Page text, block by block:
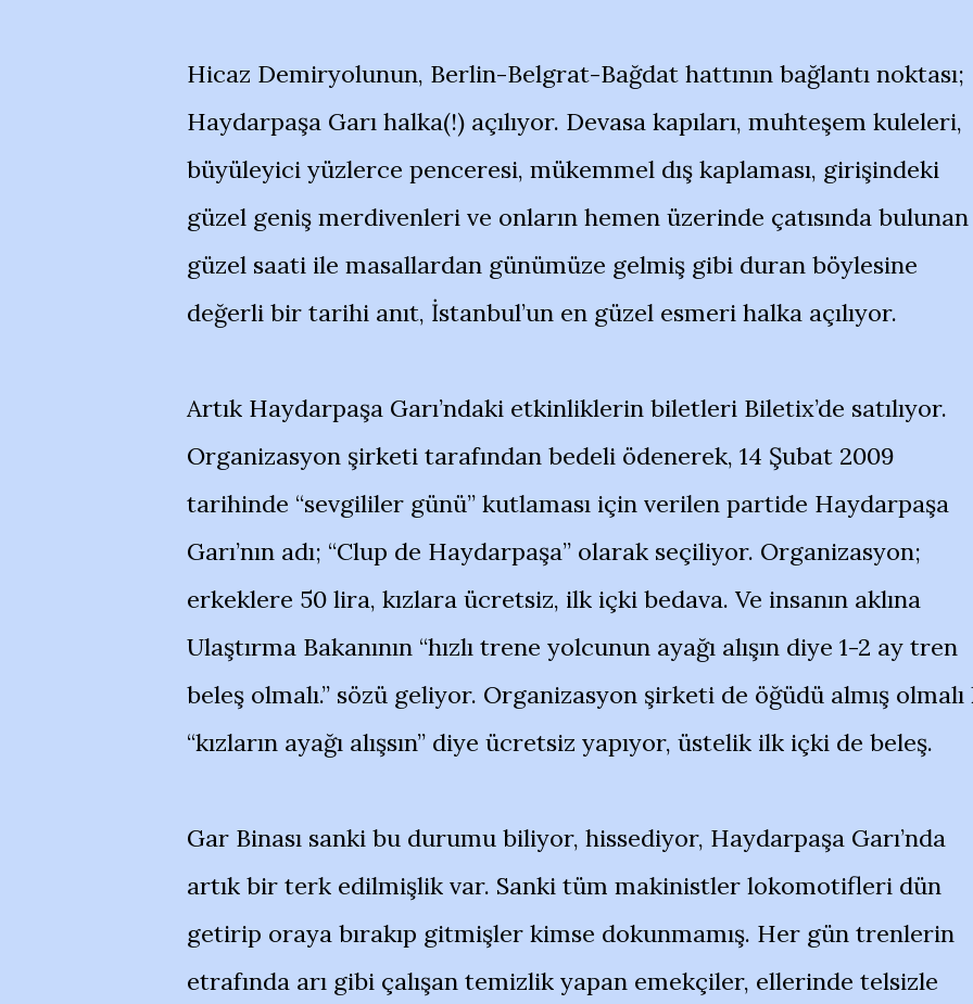
Hicaz Demiryolunun, Berlin-Belgrat-Bağdat hattının bağlantı noktası;
Haydarpaşa Garı halka(!) açılıyor. Devasa kapıları, muhteşem kuleleri,
büyüleyici yüzlerce penceresi, mükemmel dış kaplaması, girişindeki
güzel geniş merdivenleri ve onların hemen üzerinde çatısında bulunan
güzel saati ile masallardan günümüze gelmiş gibi duran böylesine
değerli bir tarihi anıt, İstanbul’un en güzel esmeri halka açılıyor.
Artık Haydarpaşa Garı’ndaki etkinliklerin biletleri Biletix’de satılıyor.
Organizasyon şirketi tarafından bedeli ödenerek, 14 Şubat 2009
tarihinde “sevgililer günü” kutlaması için verilen partide Haydarpaşa
Garı’nın adı; “Clup de Haydarpaşa” olarak seçiliyor. Organizasyon;
erkeklere 50 lira, kızlara ücretsiz, ilk içki bedava. Ve insanın aklına
Ulaştırma Bakanının “hızlı trene yolcunun ayağı alışın diye 1-2 ay tren
beleş olmalı.” sözü geliyor. Organizasyon şirketi de öğüdü almış olmalı
“kızların ayağı alışsın” diye ücretsiz yapıyor, üstelik ilk içki de beleş.
Gar Binası sanki bu durumu biliyor, hissediyor, Haydarpaşa Garı’nda
artık bir terk edilmişlik var. Sanki tüm makinistler lokomotifleri dün
getirip oraya bırakıp gitmişler kimse dokunmamış. Her gün trenlerin
etrafında arı gibi çalışan temizlik yapan emekçiler, ellerinde telsizle